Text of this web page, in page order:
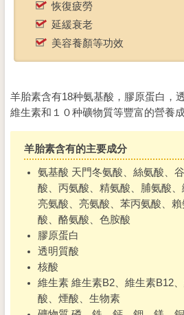
恢復疲勞
延緩衰老
美容養顏等功效
羊胎素含有18种氨基酸，膠原蛋白，
維生素和１０种礦物質等豐富的營養成
羊胎素含有的主要成分
氨基酸 天門冬氨酸、絲氨酸、
酸、丙氨酸、精氨酸、脯氨酸
亮氨酸、亮氨酸、苯丙氨酸、
酸、酪氨酸、色胺酸
膠原蛋白
透明質酸
核酸
維生素 維生素B2、維生素B12
酸、煙酸、生物素